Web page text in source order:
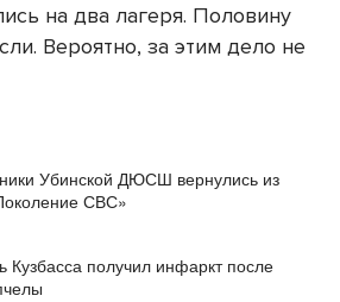
на два лагеря. Половину
Вероятно, за этим дело не
Убинской ДЮСШ вернулись из
СВС»
Кузбасса получил инфаркт после